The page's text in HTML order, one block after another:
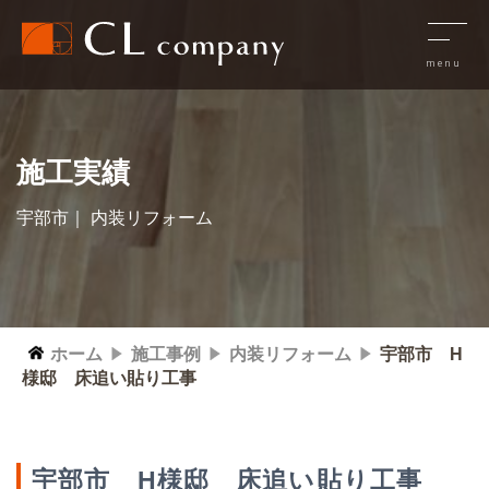
施工実績
宇部市｜ 内装リフォーム
ホーム 施工事例 内装リフォーム
宇部市 H
様邸 床追い貼り工事
宇部市 H様邸 床追い貼り工事